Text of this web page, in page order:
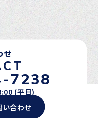
せ
7238
(平日)
い合わせ